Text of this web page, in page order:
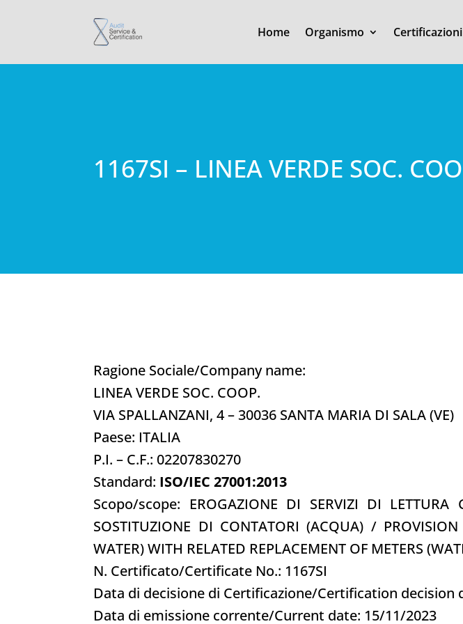
Home Organismo Certificazioni
1167SI – LINEA VERDE SOC.
Ragione Sociale/Company name:
LINEA VERDE SOC. COOP.
VIA SPALLANZANI, 4 – 30036 SANTA MARIA DI SALA (VE)
Paese: ITALIA
P.I. – C.F.: 02207830270
Standard: ISO/IEC 27001:2013
Scopo/scope: EROGAZIONE DI SERVIZI DI
SOSTITUZIONE DI CONTATORI (ACQUA) /
WATER) WITH RELATED REPLACEMENT OF METERS
N. Certificato/Certificate No.: 1167SI
Data di decisione di Certificazione/Certification decision
Data di emissione corrente/Current date: 15/11/2023